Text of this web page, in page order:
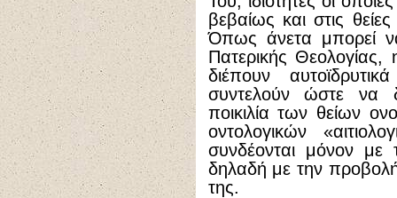
βεβαίως και στις
Όπως άνετα μπορεί
Πατερικής
διέπουν
συντελούν ώστε να
ποικιλία των θείων
οντολογικών
συνδέονται μόνον με
δηλαδή με την
της.